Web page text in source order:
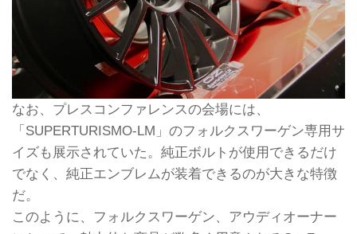
なお、プレスコンファレンスの会場には、
「SUPERTURISMO-LM」のフォルクスワーゲン専用サ
イズも展示されていた。純正ボルトが使用できるだけ
でなく、純正エンブレムが装着できるのが大きな特徴
だ。
このように、フォルクスワーゲン、アウディオーナー